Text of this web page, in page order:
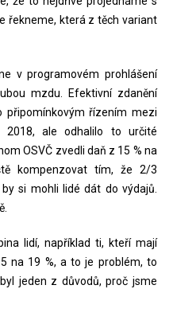
řekneme, která z těch variant
v programovém prohlášení
mzdu. Efektivní zdanění
připomínkovým řízením mezi
ale odhalilo to určité
OSVČ zvedli daň z 15 % na
kompenzovat tím, že 2/3
si mohli lidé dát do výdajů.
lidí, například ti, kteří mají
na 19 %, a to je problém, to
jeden z důvodů, proč jsme